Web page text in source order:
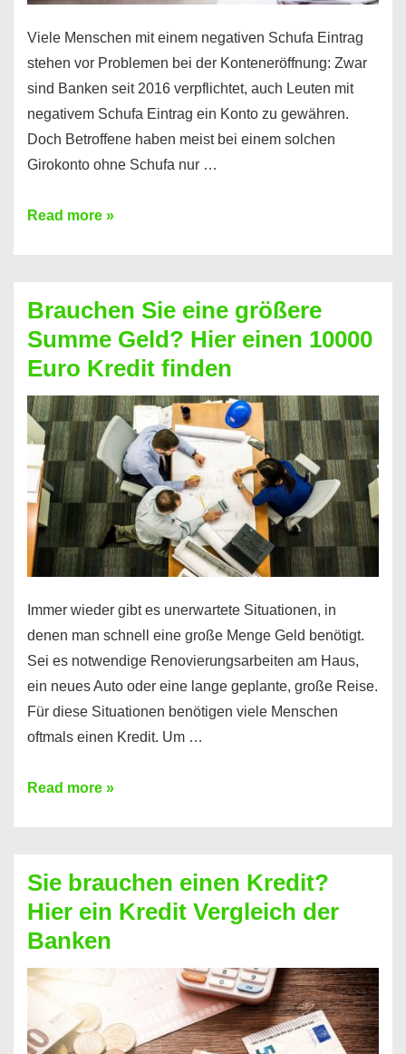
Viele Menschen mit einem negativen Schufa Eintrag
stehen vor Problemen bei der Konteneröffnung: Zwar
sind Banken seit 2016 verpflichtet, auch Leuten mit
negativem Schufa Eintrag ein Konto zu gewähren.
Doch Betroffene haben meist bei einem solchen
Girokonto ohne Schufa nur …
Günstiges
Geht
das
überhaupt?
Na
klar!
Read more »
Brauchen Sie eine größere
Summe Geld? Hier einen 10000
Euro Kredit finden
Immer wieder gibt es unerwartete Situationen, in
denen man schnell eine große Menge Geld benötigt.
Sei es notwendige Renovierungsarbeiten am Haus,
ein neues Auto oder eine lange geplante, große Reise.
Für diese Situationen benötigen viele Menschen
oftmals einen Kredit. Um …
Brauchen
Summe
Geld?
Hier
einen
10000
Euro
Kredit
Read more »
Sie brauchen einen Kredit?
Hier ein Kredit Vergleich der
Banken